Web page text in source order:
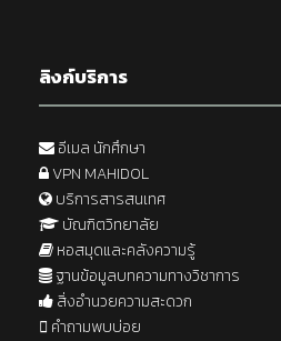
ลิงก์บริการ
อีเมล นักศึกษา
VPN MAHIDOL
บริการสารสนเทศ
บัณฑิตวิทยาลัย
หอสมุดและคลังความรู้
ฐานข้อมูลบทความทางวิชาการ
สิ่งอำนวยความสะดวก
คำถามพบบ่อย